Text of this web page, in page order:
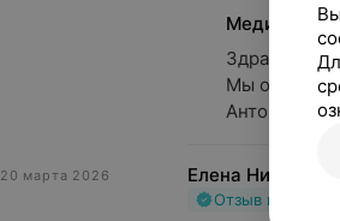
Мы
Антону
20 марта 2026 Елена
Отзыв